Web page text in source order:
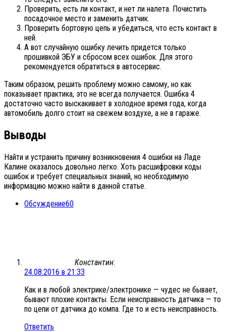
Проверить, есть ли контакт, и нет ли налета. Почистить
посадочное место и заменить датчик.
Проверить бортовую цепь и убедиться, что есть контакт в
ней.
А вот случайную ошибку лечить придется только
прошивкой ЭБУ и сбросом всех ошибок. Для этого
рекомендуется обратиться в автосервис.
Таким образом, решить проблему можно самому, но как
показывает практика, это не всегда получается. Ошибка 4
достаточно часто выскакивает в холодное время года, когда
автомобиль долго стоит на свежем воздухе, а не в гараже.
Выводы
Найти и устранить причину возникновения 4 ошибки на Ладе
Калине оказалось довольно легко. Хоть расшифровки коды
ошибок и требует специальных знаний, но необходимую
информацию можно найти в данной статье.
Обсуждение60
Константин:
24.08.2016 в 21:33
Как и в любой электрике/электронике — чудес не бывает,
бывают плохие контакты. Если неисправность датчика — то
по цепи от датчика до компа. Где то и есть неисправность.
Ответить